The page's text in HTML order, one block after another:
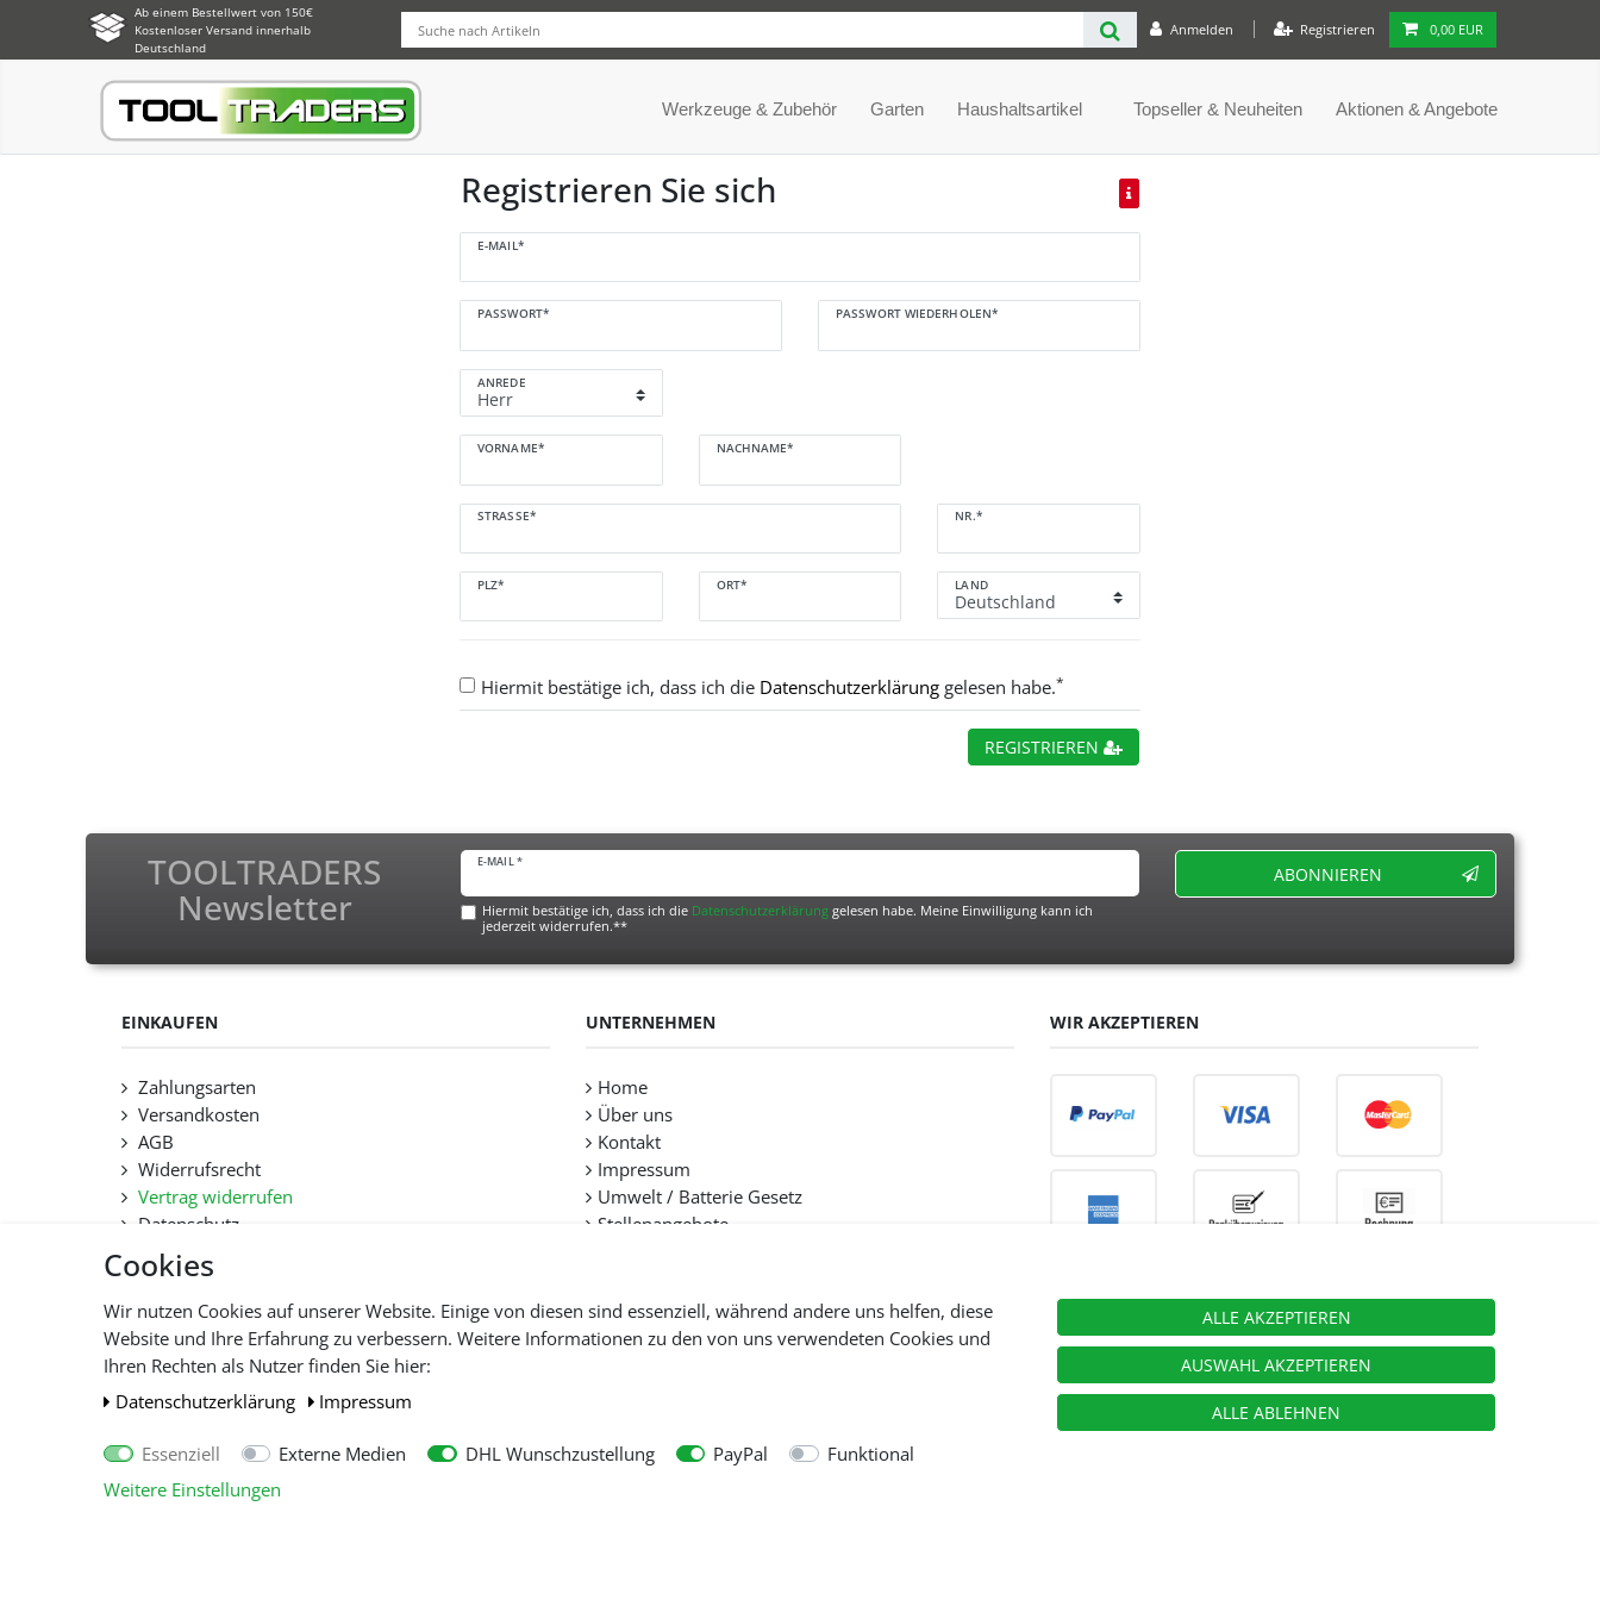
Cookies
Wir nutzen Cookies auf unserer Website. Einige von diesen sind essenziell, während andere uns helfen, diese
Website und Ihre Erfahrung zu verbessern. Weitere Informationen zu den von uns verwendeten Cookies und
Ihren Rechten als Nutzer finden Sie hier:
Daten­schutz­erklärung
Impressum
Essenziell Externe Medien DHL Wunschzustellung PayPal
Funktional
Weitere Einstellungen
ALLE AKZEPTIEREN
AUSWAHL AKZEPTIEREN
ALLE ABLEHNEN
Anmelden Registrieren 0,00 EUR
Ab einem Bestellwert von 150€
Kostenloser Versand innerhalb
Deutschland
Werkzeuge & Zubehör Garten Haushaltsartikel Topseller & Neuheiten Aktionen & Angebote
Registrieren Sie sich
E-MAIL*
PASSWORT* PASSWORT WIEDERHOLEN*
Honig
ANREDE
VORNAME* NACHNAME*
STRASSE* NR.*
PLZ* ORT* LAND
Hiermit bestätige ich, dass ich die Daten­schutz­erklärung gelesen habe.*
REGISTRIEREN
TOOLTRADERS
Newsletter
E-MAIL *
Hiermit bestätige ich, dass ich die Daten­schutz­erklärunggelesen habe. Meine Einwilligung kann ich
jederzeit widerrufen.**
ABONNIEREN
EINKAUFEN
Zahlungsarten
Versandkosten
AGB
Widerrufsrecht
Vertrag widerrufen
Datenschutz
Hilfe
Lieferfristen und Lieferbeschränkung
UNTERNEHMEN
Home
Über uns
Kontakt
Impressum
Umwelt / Batterie Gesetz
Stellenangebote
WIR AKZEPTIEREN
Alle Preise inkl. gesetzl. Mehwersteuer zzgl.Versandkosten , wenn nicht anders beschrieben.